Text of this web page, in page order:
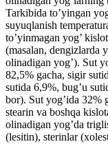
Tarkibida to’yingan
suyuqlanish
to’yinmagan yog’
(masalan, dengizlarda
olinadigan yog’). Sut
82,5% gacha, sigir
sutida 6,9%, bug’u
bor). Sut yog’ida 32%
stearin va boshqa
olinadigan yog’da
(lesitin), sterinlar